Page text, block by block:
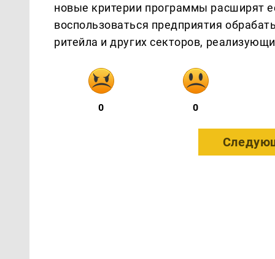
новые критерии программы расширят
воспользоваться предприятия
ритейла и других секторов,
0 0